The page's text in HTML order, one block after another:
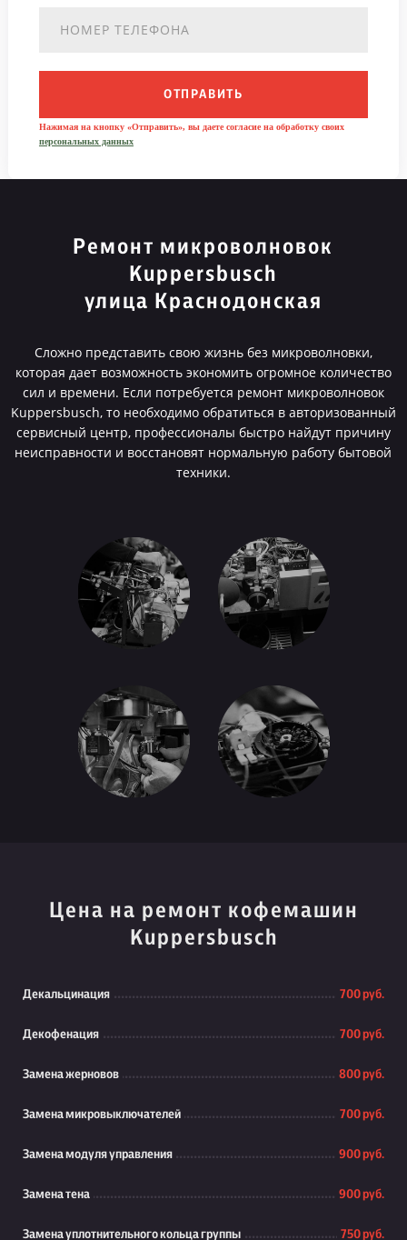
ОТПРАВИТЬ
Нажимая на кнопку «Отправить», вы даете согласие на обработку своих
персональных данных
Ремонт микроволновок
Kuppersbusch
улица Краснодонская
Сложно представить свою жизнь без микроволновки,
которая дает возможность экономить огромное количество
сил и времени. Если потребуется ремонт микроволновок
Kuppersbusch, то необходимо обратиться в авторизованный
сервисный центр, профессионалы быстро найдут причину
неисправности и восстановят нормальную работу бытовой
техники.
Цена на ремонт кофемашин
Kuppersbusch
Декальцинация 700 руб.
Декофенация 700 руб.
Замена жерновов 800 руб.
Замена микровыключателей 700 руб.
Замена модуля управления 900 руб.
Замена тена 900 руб.
Замена уплотнительного кольца группы 750 руб.